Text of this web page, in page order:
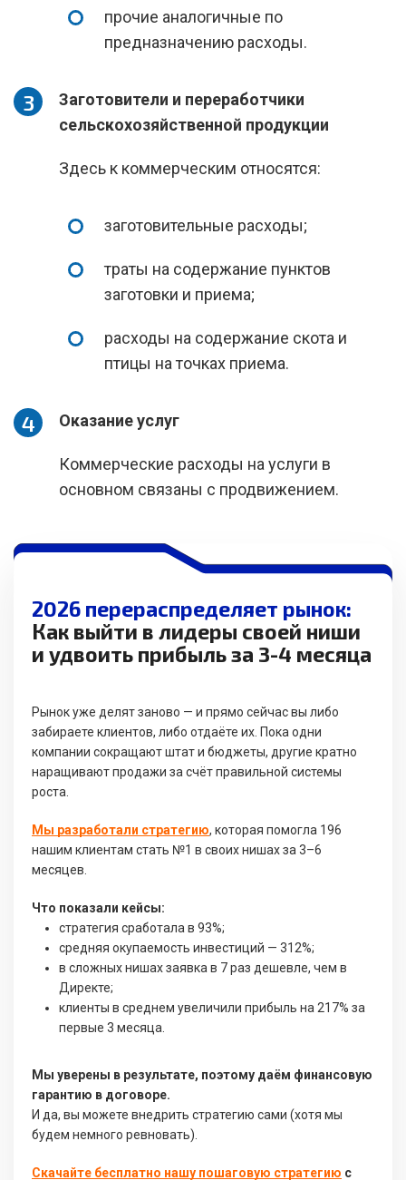
прочие аналогичные по
предназначению расходы.
Заготовители и переработчики
сельскохозяйственной продукции
Здесь к коммерческим относятся:
заготовительные расходы;
траты на содержание пунктов
заготовки и приема;
расходы на содержание скота и
птицы на точках приема.
Оказание услуг
Коммерческие расходы на услуги в
основном связаны с продвижением.
2026 перераспределяет рынок:
Как выйти в лидеры своей ниши
и удвоить прибыль за 3-4 месяца
Рынок уже делят заново — и прямо сейчас вы либо
забираете клиентов, либо отдаёте их. Пока одни
компании сокращают штат и бюджеты, другие кратно
наращивают продажи за счёт правильной системы
роста.
Мы разработали стратегию, которая помогла 196
нашим клиентам стать №1 в своих нишах за 3–6
месяцев.
Что показали кейсы:
стратегия сработала в 93%;
средняя окупаемость инвестиций — 312%;
в сложных нишах заявка в 7 раз дешевле, чем в
Директе;
клиенты в среднем увеличили прибыль на 217% за
первые 3 месяца.
Мы уверены в результате, поэтому даём финансовую
гарантию в договоре.
И да, вы можете внедрить стратегию сами (хотя мы
будем немного ревновать).
Скачайте бесплатно нашу пошаговую стратегию с